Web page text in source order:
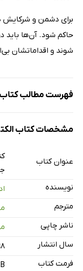
برای دشمن و شرکایش
حاکم شود. آن‌ها باید
شوند و اقداماتشان
فهرست مطالب کتاب
پیشگفتار
بخش یکم: دروازه جهنم
بخش سوم: دیوار
بخش چهارم: فرار
بخش پنجم: در درون
مشخصات کتاب
عنوان کتاب
نویسنده
مترجم
ناشر چاپی
سال انتشار
فرمت کتاب